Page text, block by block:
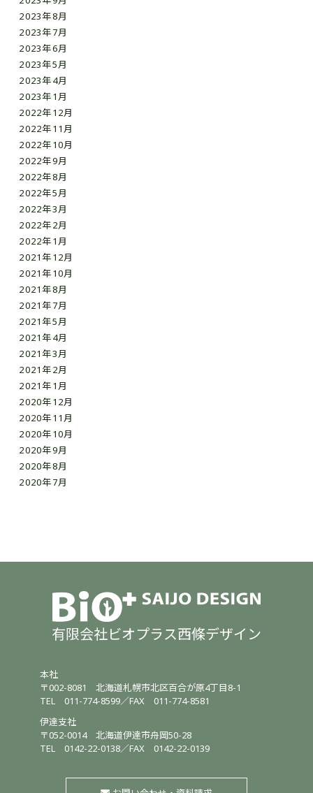
2023年8月
2023年7月
2023年6月
2023年5月
2023年4月
2023年1月
2022年12月
2022年11月
2022年10月
2022年9月
2022年8月
2022年5月
2022年3月
2022年2月
2022年1月
2021年12月
2021年10月
2021年8月
2021年7月
2021年5月
2021年4月
2021年3月
2021年2月
2021年1月
2020年12月
2020年11月
2020年10月
2020年9月
2020年8月
2020年7月
有限会社ビオプラス西條デザイン
本社
〒002-8081北海道札幌市北区百合が原4丁目8-1
TEL011-774-8599／FAX 011-774-8581
伊達支社
〒052-0014北海道伊達市舟岡50-28
TEL0142-22-0138／FAX 0142-22-0139